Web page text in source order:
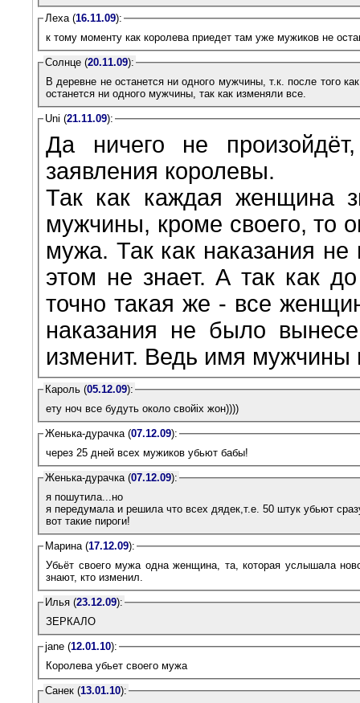
Леха (16.11.09):
к тому моменту как королева приедет там уже мужиков не
Солнце (20.11.09):
В деревне не останется ни одного мужчины, т.к. после того
останется ни одного мужчины, так как изменяли все.
Uni (21.11.09):
Да ничего не
заявления королевы.
Так как каждая женщина
мужчины, кроме своего, то
мужа. Так как наказания
этом не знает. А так как
точно такая же - все
наказания не было
изменит. Ведь имя
Кароль (05.12.09):
ету ноч все будуть около свойiх жон))))
Женька-дурачка (07.12.09):
через 25 дней всех мужиков убьют бабы!
Женька-дурачка (07.12.09):
я пошутила...но
я передумала и решила что всех дядек,т.е. 50 штук убьют
вот такие пироги!
Марина (17.12.09):
Убьёт своего мужа одна женщина, та, которая услышала
знают, кто изменил.
Илья (23.12.09):
ЗЕРКАЛО
jane (12.01.10):
Королева убьет своего мужа
Санек (13.01.10):